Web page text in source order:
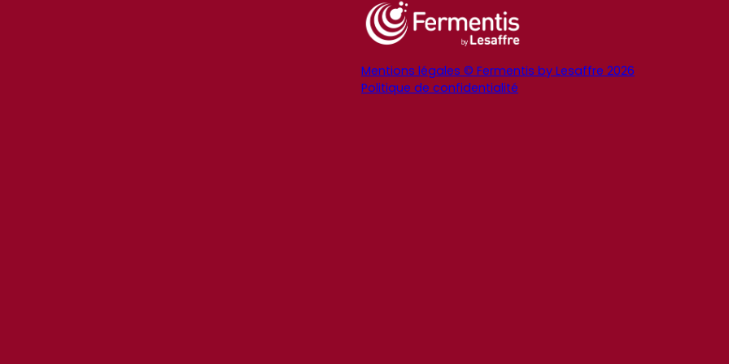
Mentions légales © Fermentis by Lesaffre 2026
Politique de confidentialité